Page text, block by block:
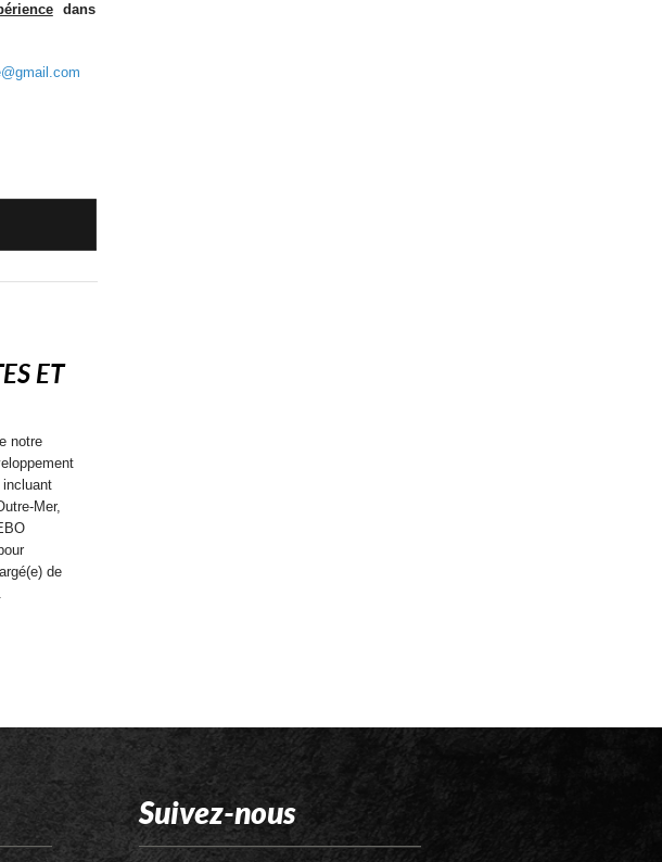
dans
ET
notre
incluant
Mer,
de
Suivez-nous